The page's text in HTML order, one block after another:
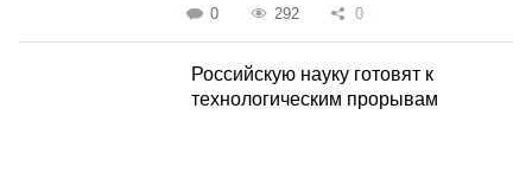
0 292 0
Российскую науку готовят к
технологическим прорывам